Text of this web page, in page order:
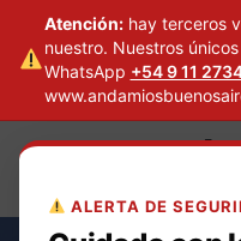
Atención:hay terceros
nuestro. Nuestros
WhatsApp +54 9 11
ALERTA DE
Skip
content